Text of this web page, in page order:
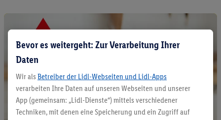
Bevor es weitergeht: Zur Verarbeitung Ihrer
Daten
Wir als Betreiber der Lidl-Webseiten und Lidl-Apps
verarbeiten Ihre Daten auf unseren Webseiten und unserer
App (gemeinsam: „Lidl-Dienste“) mittels verschiedener
Techniken, mit denen eine Speicherung und ein Zugriff auf